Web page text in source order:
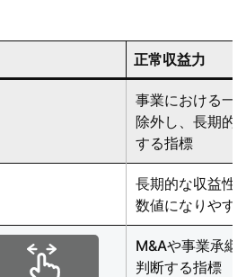
正常収益力
事業における一
除外し、長期的
する指標
長期的な収益性
数値になりやす
M&Aや事業承継
判断する指標